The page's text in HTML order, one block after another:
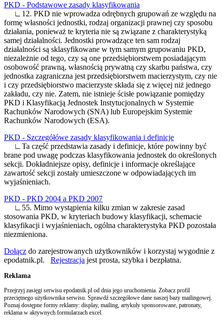
PKD - Podstawowe zasady klasyfikowania
∟12. PKD nie wprowadza odrębnych grupowań ze względu na
formę własności jednostki, rodzaj organizacji prawnej czy sposobu
działania, ponieważ te kryteria nie są związane z charakterystyką
samej działalności. Jednostki prowadzące ten sam rodzaj
działalności są sklasyfikowane w tym samym grupowaniu PKD,
niezależnie od tego, czy są one przedsiębiorstwem posiadającym
osobowość prawną, własnością prywatną czy skarbu państwa, czy
jednostka zagraniczna jest przedsiębiorstwem macierzystym, czy nie
i czy przedsiębiorstwo macierzyste składa się z więcej niż jednego
zakładu, czy nie. Zatem, nie istnieje ścisłe powiązanie pomiędzy
PKD i Klasyfikacją Jednostek Instytucjonalnych w Systemie
Rachunków Narodowych (SNA) lub Europejskim Systemie
Rachunków Narodowych (ESA).
PKD - Szczegółówe zasady klasyfikowania i definicje
∟Ta część przedstawia zasady i definicje, które powinny być
brane pod uwagę podczas klasyfikowania jednostek do określonych
sekcji. Dokładniejsze opisy, definicje i informacje określające
zawartość sekcji zostały umieszczone w odpowiadających im
wyjaśnieniach.
PKD - PKD 2004 a PKD 2007
∟55. Mimo wystąpienia kilku zmian w zakresie zasad
stosowania PKD, w kryteriach budowy klasyfikacji, schemacie
klasyfikacji i wyjaśnieniach, ogólna charakterystyka PKD pozostała
niezmieniona.
Dołącz do zarejestrowanych użytkowników i korzystaj wygodnie z
epodatnik.pl. Rejestracja jest prosta, szybka i bezpłatna.
Reklama
Przejrzyj zasięgi serwisu epodatnik.pl od dnia jego uruchomienia. Zobacz profil
przeciętnego użytkownika serwisu. Sprawdź szczegółowe dane naszej bazy mailingowej.
Poznaj dostępne formy reklamy: display, mailing, artykuły sponsorowane, patronaty,
reklama w aktywnych formularzach excel.